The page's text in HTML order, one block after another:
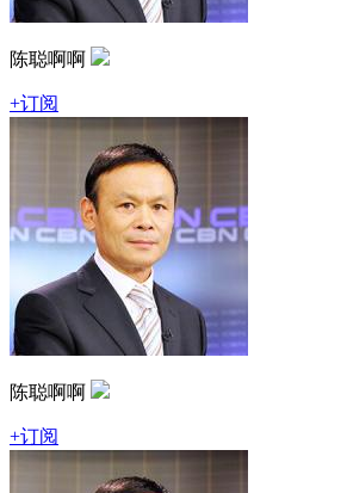
陈聪啊啊
+订阅
陈聪啊啊
+订阅